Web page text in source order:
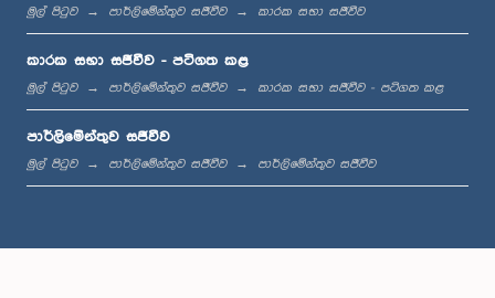
ප.ව. 1:27 - ප.ව. 1:42
ප.ව. 1:42 - ප.ව. 1:58
මුල් පිටුව පාර්ලිමේන්තුව සජීවීව කාරක සභා සජීවීව
කාරක සභා සජීවීව - පටිගත කළ
මුල් පිටුව පාර්ලිමේන්තුව සජීවීව කාරක සභා සජීවීව - පටිගත කළ
පාර්ලිමේන්තුව සජීවීව
මුල් පිටුව පාර්ලිමේන්තුව සජීවීව පාර්ලිමේන්තුව සජීවීව